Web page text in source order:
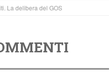
La delibera del GOS